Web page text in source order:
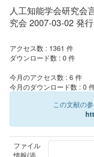
人工知能学会研究会
究会 2007-03-02 発行
アクセス数 : 1361 件
ダウンロード数 : 0 件
今月のアクセス数 : 6 件
今月のダウンロード数 : 0
この文献の
ファイル